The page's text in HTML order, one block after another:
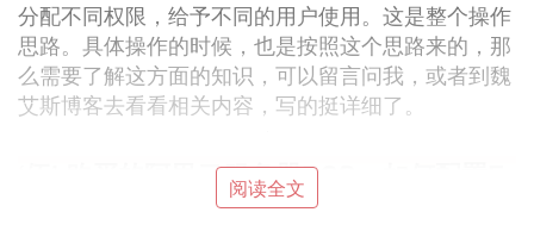
分配不同权限，给予不同的用户使用。这是整个操作
思路。具体操作的时候，也是按照这个思路来的，那
么需要了解这方面的知识，可以留言问我，或者到魏
艾斯博客去看看相关内容，写的挺详细了。
‘伍’ 购买的阿里云服务器ECS，如何配置F
TP，配置之后哪里查看
阅读全文